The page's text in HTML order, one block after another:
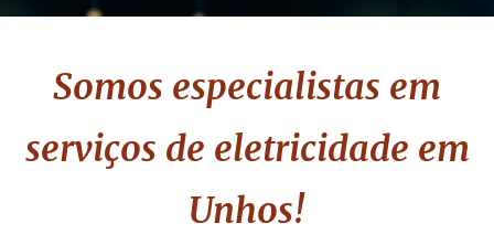
Somos especialistas em
serviços de eletricidade em
Unhos!